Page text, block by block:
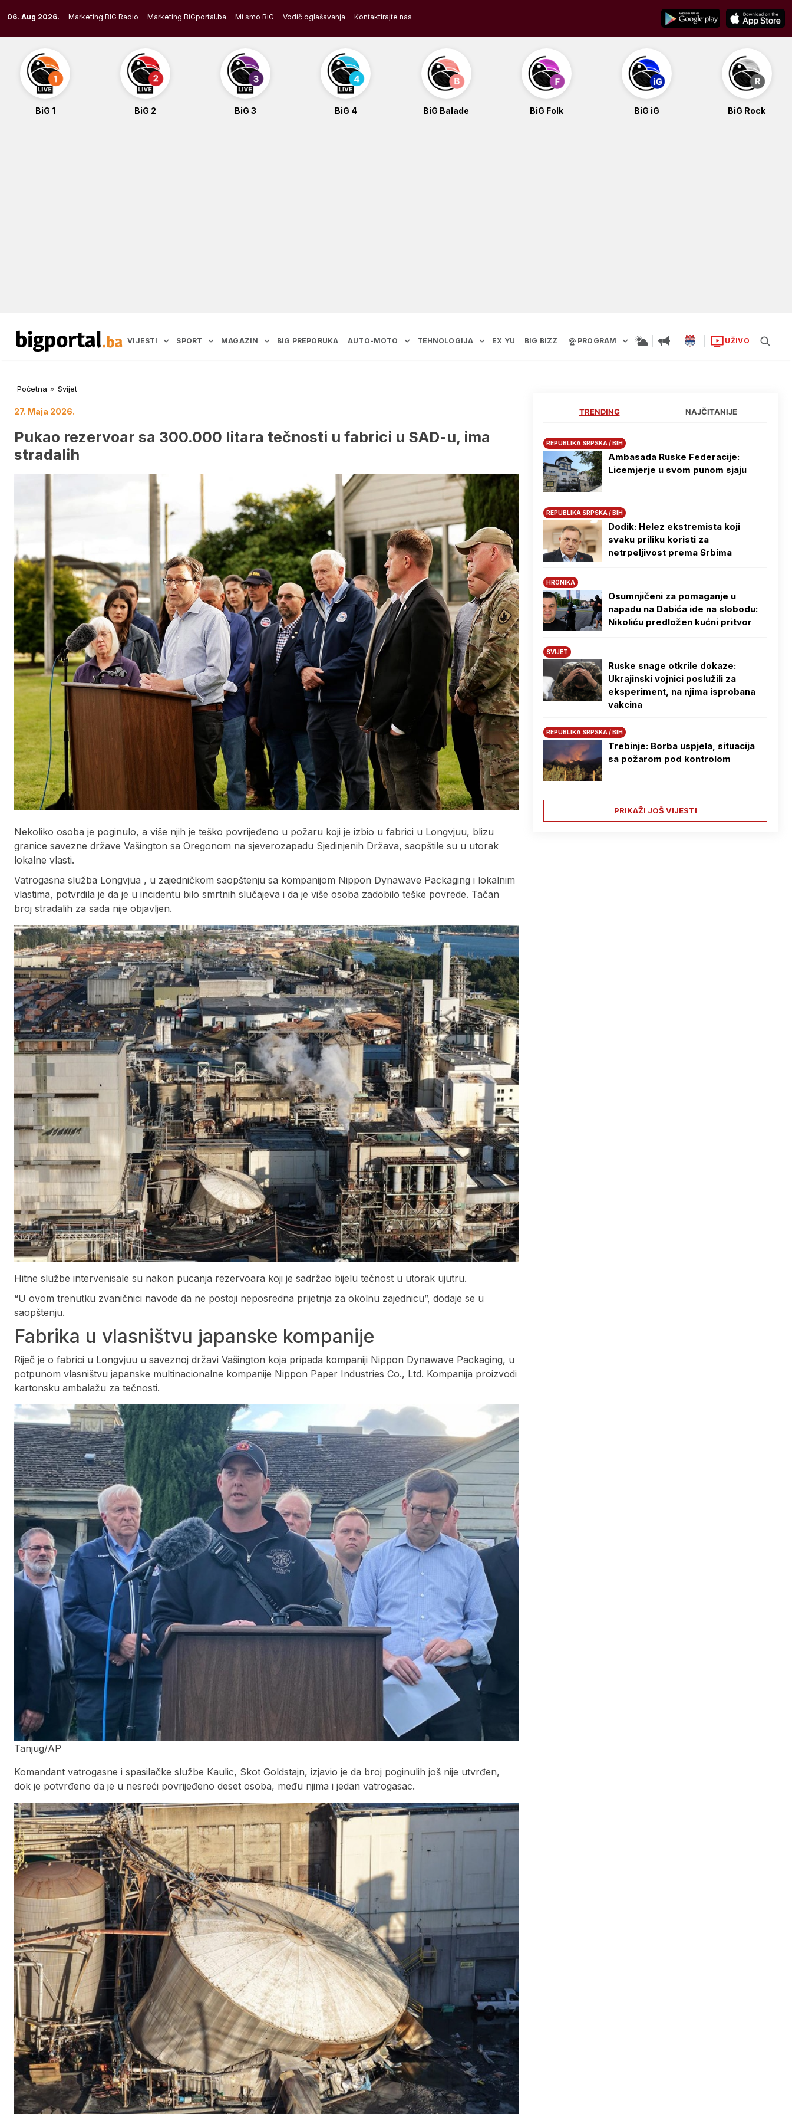
to
content
06. Aug 2026. Marketing BIG Radio Marketing BiGportal.ba Mi smo BiG Vodič oglašavanja Kontaktirajte nas
BiG 1 BiG 2 BiG 3 BiG 4 BiG Balade BiG Folk BiG iG BiG Rock
VIJESTI SPORT MAGAZIN BIG PREPORUKA AUTO-MOTO TEHNOLOGIJA EX YU BIG BIZZ PROGRAM UŽIVO
Početna » Svijet
27. Maja 2026.
Pukao rezervoar sa 300.000 litara tečnosti u fabrici u SAD-u, ima
stradalih
Nekoliko osoba je poginulo, a više njih je teško povrijeđeno u požaru koji je izbio u fabrici u Longvjuu, blizu
granice savezne države Vašington sa Oregonom na sjeverozapadu Sjedinjenih Država, saopštile su u utorak
lokalne vlasti.
Vatrogasna služba Longvjua , u zajedničkom saopštenju sa kompanijom Nippon Dynawave Packaging i lokalnim
vlastima, potvrdila je da je u incidentu bilo smrtnih slučajeva i da je više osoba zadobilo teške povrede. Tačan
broj stradalih za sada nije objavljen.
Hitne službe intervenisale su nakon pucanja rezervoara koji je sadržao bijelu tečnost u utorak ujutru.
“U ovom trenutku zvaničnici navode da ne postoji neposredna prijetnja za okolnu zajednicu”, dodaje se u
saopštenju.
Fabrika u vlasništvu japanske kompanije
Riječ je o fabrici u Longvjuu u saveznoj državi Vašington koja pripada kompaniji Nippon Dynawave Packaging, u
potpunom vlasništvu japanske multinacionalne kompanije Nippon Paper Industries Co., Ltd. Kompanija proizvodi
kartonsku ambalažu za tečnosti.
Tanjug/AP
Komandant vatrogasne i spasilačke službe Kaulic, Skot Goldstajn, izjavio je da broj poginulih još nije utvrđen,
dok je potvrđeno da je u nesreći povrijeđeno deset osoba, među njima i jedan vatrogasac.
TRENDING NAJČITANIJE
REPUBLIKA SRPSKA / BIH
Ambasada Ruske Federacije:
Licemjerje u svom punom sjaju
REPUBLIKA SRPSKA / BIH
Dodik: Helez ekstremista koji
svaku priliku koristi za
netrpeljivost prema Srbima
HRONIKA
Osumnjičeni za pomaganje u
napadu na Dabića ide na slobodu:
Nikoliću predložen kućni pritvor
SVIJET
Ruske snage otkrile dokaze:
Ukrajinski vojnici poslužili za
eksperiment, na njima isprobana
vakcina
REPUBLIKA SRPSKA / BIH
Trebinje: Borba uspjela, situacija
sa požarom pod kontrolom
PRIKAŽI JOŠ VIJESTI